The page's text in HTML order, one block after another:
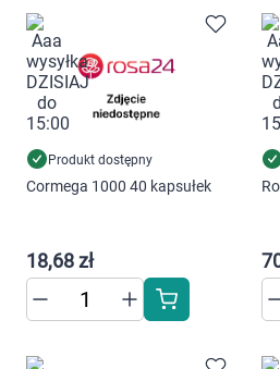
Produkt dostępny
Cormega 1000 40 kapsułek
18,68 zł